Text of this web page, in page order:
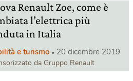
Renault Zoe, come è
l’elettrica più
in Italia
e turismo 20 dicembre 2019
da Gruppo Renault